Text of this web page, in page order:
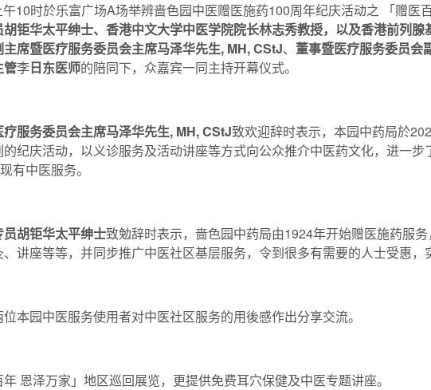
10时於乐富广场A场举辨啬色园中医赠医施药100周年纪庆活动之 「赠医
钜华太平绅士、 香港中文大学中医学院院长林志秀教授，以及香港前列腺
主席暨医疗服务委员会主席马泽华先生, MH, CStJ、 董事暨医疗服务委员会
管李日东医师的陪同下，众嘉宾一同主持开幕仪式。
服务委员会主席马泽华先生, MH, CStJ致欢迎辞时表示，本园中药局於
纪庆活动，以义诊服务及活动讲座等方式向公众推介中医药文化，进一
有中医服务。
胡钜华太平绅士致勉辞时表示，啬色园中药局由1924年开始赠医施药服
讲座等等，并同步推广中医社区基层服务，令到很多有需要的人士受惠，
本园中医服务使用者对中医社区服务的用後感作出分享交流。
恩泽万家」地区巡回展览，更提供免费耳穴保健及中医专题讲座。